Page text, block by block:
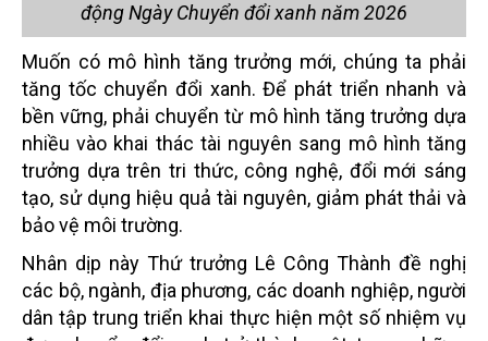
động Ngày Chuyển đổi xanh năm 2026
Muốn có mô hình tăng trưởng mới, chúng ta phải
tăng tốc chuyển đổi xanh. Để phát triển nhanh và
bền vững, phải chuyển từ mô hình tăng trưởng dựa
nhiều vào khai thác tài nguyên sang mô hình tăng
trưởng dựa trên tri thức, công nghệ, đổi mới sáng
tạo, sử dụng hiệu quả tài nguyên, giảm phát thải và
bảo vệ môi trường.
Nhân dịp này Thứ trưởng Lê Công Thành đề nghị
các bộ, ngành, địa phương, các doanh nghiệp, người
dân tập trung triển khai thực hiện một số nhiệm vụ